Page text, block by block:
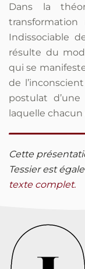
Dans la
transformation
Indissociable
résulte du
qui se
de
postulat
laquelle chacun
Cette
Tessier est
texte complet.